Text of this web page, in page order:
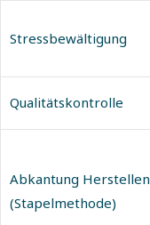
Stressbewältigung
Qualitätskontrolle
Abkantung Herstellen
(Stapelmethode)